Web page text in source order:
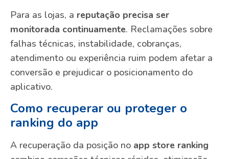
Para as lojas, a reputação precisa ser
monitorada continuamente. Reclamações sobre
falhas técnicas, instabilidade, cobranças,
atendimento ou experiência ruim podem afetar a
conversão e prejudicar o posicionamento do
aplicativo.
Como recuperar ou proteger o
ranking do app
A recuperação da posição no app store ranking